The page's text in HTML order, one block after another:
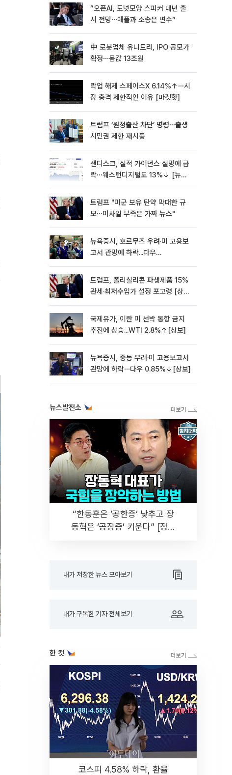
“오픈AI, 도넛모양 스피커 내년 출
시 전망⋯애플과 소송은 변수”
中 로봇업체 유니트리, IPO 공모가
확정⋯몸값 13조원
락업 해제 스페이스X 6.14%↑⋯시
장 충격 제한적인 이유 [마켓핫]
트럼프 ‘원정출산 차단’ 명령⋯출생
시민권 제한 재시동
샌디스크, 실적 가이던스 실망에 급
락⋯웨스턴디지털도 13%↓ [뉴욕
트럼프 "미군 보유 탄약 막대한 규
모⋯미사일 부족은 가짜 뉴스"
뉴욕증시, 호르무즈 우려·미 고용보
고서 관망에 하락...다우
트럼프, 폴리실리콘 파생제품 15%
관세·최저수입가 설정 포고령 [상
국제유가, 이란 미 선박 통항 금지
추진에 상승...WTI 2.8%↑[상보]
뉴욕증시, 중동 우려·미 고용보고서
관망에 하락⋯다우 0.85%↓[상보]
뉴스발전소
“한동훈은 ‘공한증’ 낮추고 장
동혁은 ‘공장증’ 키운다” [정치
내가 저장한 뉴스 모아보기
내가 구독한 기자 전체보기
한 컷
코스피 4.58% 하락, 환율